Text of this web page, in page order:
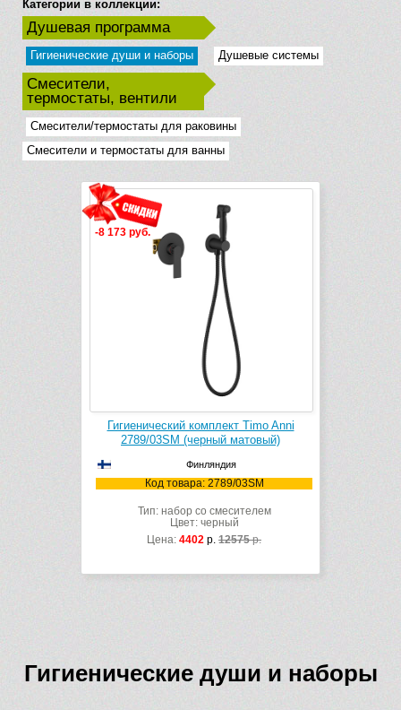
Категории в коллекции:
Душевая программа
Гигиенические души и наборы Душевые системы
Смесители,
термостаты, вентили
Смесители/термостаты для раковины
Смесители и термостаты для ванны
-8 173 руб.
Гигиенический комплект Timo Anni
2789/03SM (черный матовый)
Финляндия
Код товара: 2789/03SM
Тип: набор со смесителем
Цвет: черный
Цена: 4402 р. 12575р.
Гигиенические души и наборы